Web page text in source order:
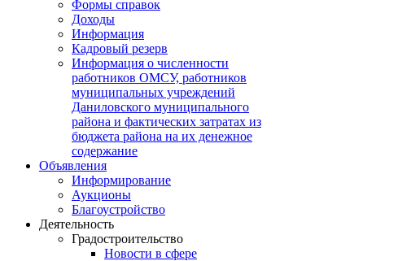
Формы справок
Доходы
Информация
Кадровый резерв
Информация о численности
работников ОМСУ, работников
муниципальных учреждений
Даниловского муниципального
района и фактических затратах из
бюджета района на их денежное
содержание
Объявления
Информирование
Аукционы
Благоустройство
Деятельность
Градостроительство
Новости в сфере